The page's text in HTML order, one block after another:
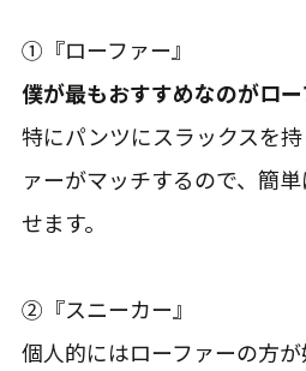
①『ローファー』
僕が最もおすすめなのがロー
特にパンツにスラックスを
ァーがマッチするので、簡
せます。
②『スニーカー』
個人的にはローファーの方